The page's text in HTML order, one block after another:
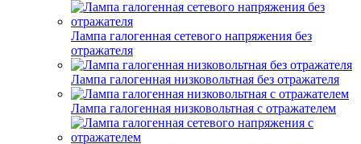
Лампа галогенная сетевого напряжения без
отражателя
Лампа галогенная низковольтная без отражателя
Лампа галогенная низковольтная с отражателем